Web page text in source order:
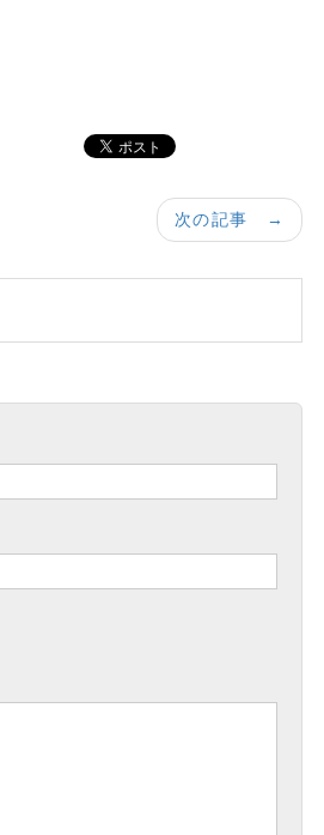
次の記事 →